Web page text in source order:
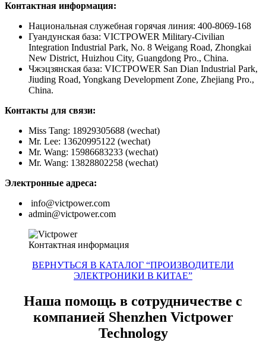
Контактная информация:
Национальная служебная горячая линия: 400-8069-168
Гуандунская база: VICTPOWER Military-Civilian
Integration Industrial Park, No. 8 Weigang Road, Zhongkai
New District, Huizhou City, Guangdong Pro., China.
Чжэцзянская база: VICTPOWER San Dian Industrial Park,
Jiuding Road, Yongkang Development Zone, Zhejiang Pro.,
China.
Контакты для связи:
Miss Tang: 18929305688 (wechat)
Mr. Lee: 13620995122 (wechat)
Mr. Wang: 15986683233 (wechat)
Mr. Wang: 13828802258 (wechat)
Электронные адреса:
info@victpower.com
admin@victpower.com
Контактная информация
ВЕРНУТЬСЯ В КАТАЛОГ “ПРОИЗВОДИТЕЛИ
ЭЛЕКТРОНИКИ В КИТАЕ”
Наша помощь в сотрудничестве с
компанией Shenzhen Victpower
Technology